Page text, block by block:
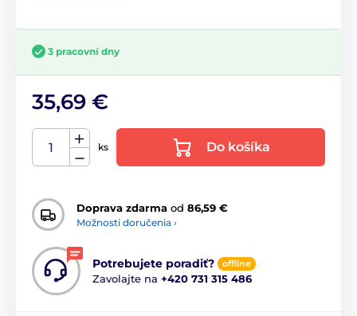
3 pracovní dny
35,69 €
ks Do košíka
Doprava zdarma od 86,59 €
Možnosti doručenia ›
Potrebujete poradiť? offline
Zavolajte na +420 731 315 486